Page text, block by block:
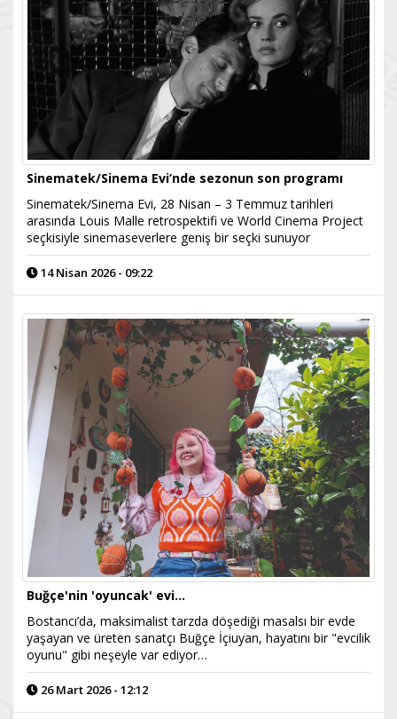
Sinematek/Sinema Evi’nde sezonun son programı
Sinematek/Sinema Evi, 28 Nisan – 3 Temmuz tarihleri
arasında Louis Malle retrospektifi ve World Cinema Project
seçkisiyle sinemaseverlere geniş bir seçki sunuyor
14 Nisan 2026 - 09:22
Buğçe'nin 'oyuncak' evi...
Bostancı’da, maksimalist tarzda döşediği masalsı bir evde
yaşayan ve üreten sanatçı Buğçe İçiuyan, hayatını bir "evcilik
oyunu" gibi neşeyle var ediyor…
26 Mart 2026 - 12:12